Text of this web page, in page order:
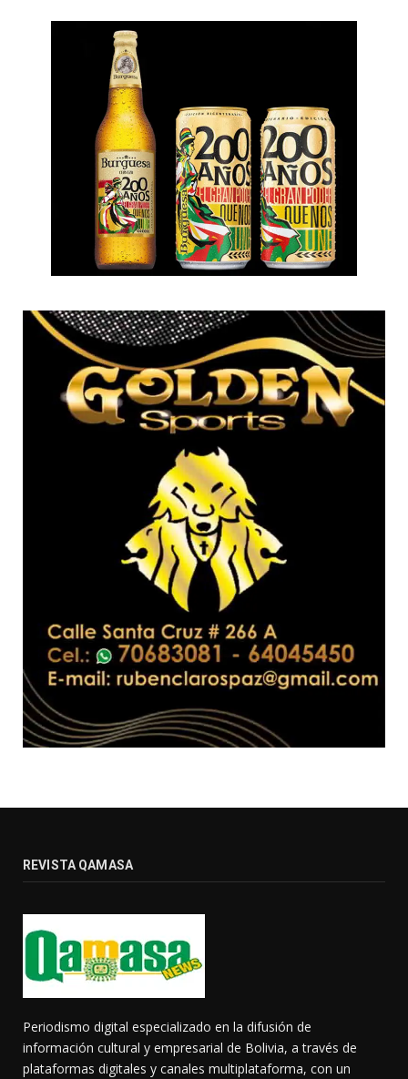
REVISTA QAMASA
Periodismo digital especializado en la difusión de
información cultural y empresarial de Bolivia, a través de
plataformas digitales y canales multiplataforma, con un